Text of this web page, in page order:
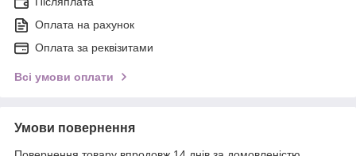
Оплата на рахунок
Оплата за реквізитами
Всі умови оплати
Умови повернення